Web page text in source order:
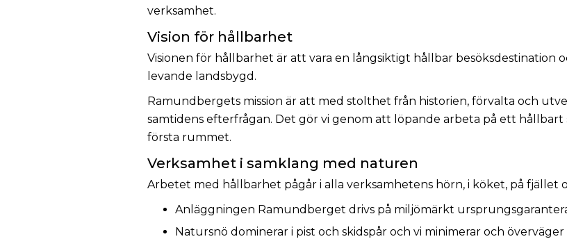
verksamhet.
Vision för hållbarhet
Visionen för hållbarhet är att vara en långsiktigt hållbar besöksdestination
levande landsbygd.
Ramundbergets mission är att med stolthet från historien, förvalta och
samtidens efterfrågan. Det gör vi genom att löpande arbeta på ett
första rummet.
Verksamhet i samklang med naturen
Arbetet med hållbarhet pågår i alla verksamhetens hörn, i köket, på fjället
Anläggningen Ramundberget drivs på miljömärkt
Natursnö dominerar i pist och skidspår och vi minimerar och